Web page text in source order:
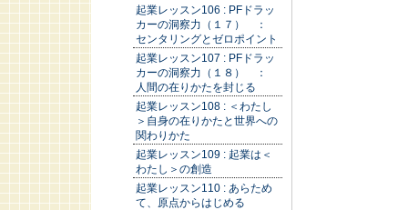
起業レッスン106 : PFドラッ
カーの洞察力（１７） ：
センタリングとゼロポイント
起業レッスン107 : PFドラッ
カーの洞察力（１８） ：
人間の在りかたを封じる
起業レッスン108 : ＜わたし
＞自身の在りかたと世界への
関わりかた
起業レッスン109 : 起業は＜
わたし＞の創造
起業レッスン110 : あらため
て、原点からはじめる